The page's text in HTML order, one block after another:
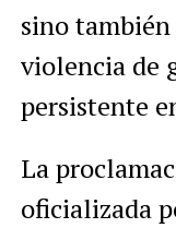
sino
violencia de
persistente
La
oficializada